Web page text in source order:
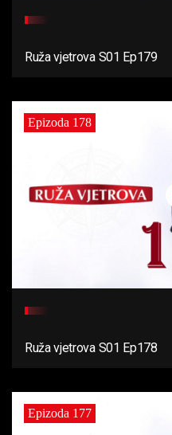
Ruža vjetrova S01 Ep179
Epizoda 178
Ruža vjetrova S01 Ep178
Epizoda 177